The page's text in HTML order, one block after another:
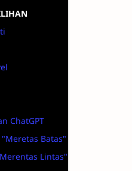
ChatGPT
Batas"
Lintas"